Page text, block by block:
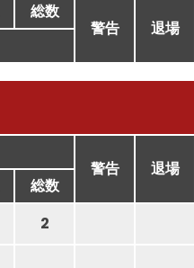
総数
警告
退場
警告
退場
総数
2